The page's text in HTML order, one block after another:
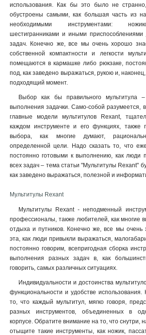
использования. Как бы это было не
обустроены самыми, как большая часть из
необходимыми инструментами:
шестигранниками и иными
задач. Конечно же, все мы очень хорошо
собственной компактности и легкости
помещаются в кармашке либо рюкзаке,
под, как заведено выражаться, рукою и,
подходящий момент.
Выбор как бы правильного мультитула
выполнения задачки. Само-собой разумеется,
главные модели мультитулов Rexant,
каждом инструменте и его функциях, также
выбора, как многие думают,
определенной цели. Надо сказать то, что
постоянно готовыми к выполнению, как люди
всех задач – тема статьи "Мультитулы Rexant"
как заведено выражаться, полезной и
Мультитулы Rexant
Мультитулы Rexant - неподменный
профессионалы, также любителей, как многие
отдыха и путников. Конечно же, все мы очень
эта, как люди привыкли выражаться,
постоянно говорим, всепригодная сборка
выполнения разных задач в, как
говорить, самых различных ситуациях.
Индивидуальности и достоинства
функциональности и удобстве
то, что каждый мультитул, мягко говоря,
разных инструментов, объединенных в
корпусе. Обратите внимание на то, что снутри,
отыщите такие инструменты, как ножик,